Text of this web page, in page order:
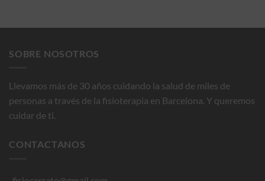
SOBRE NOSOTROS
Llevamos más de 30 años cuidando la salud de miles de
personas a través de la fisioterapia en Barcelona. Y queremos
cuidar de ti.
CONTACTANOS